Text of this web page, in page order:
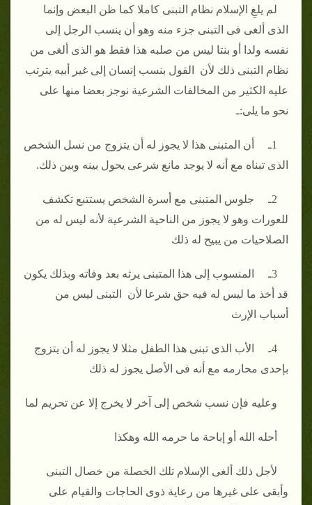
لم يلغِ الإسلام نظام التبنى كاملا كما ظن البعض وإنما
الذى ألغى فى التبنى جزء منه وهو أن ينسب الرجل إلى
نفسه ولدا أو بنتا ليس من صلبه هذا فقط هو الذى ألغى من
نظام التبنى ذلك لأن القول بنسب إنسان إلى غير أبيه يترتب
عليه الكثير من المخالفات الشرعية نوجز بعضا منها على
نحو ما يلى:ـ
1ـ أن المتبنى هذا لا يجوز له أن يتزوج من نسل الشخص
الذى تبناه مع أنه لا يوجد مانع شرعى يحول بينه وبين ذلك.
2ـ جلوس المتبنى مع أسرة الشخص يستتبع تكشف
للعورات وهو لا يجوز من الناحية الشرعية لأنه ليس له من
الصلاحيات من يبيح له ذلك
3ـ المنسوب إلى هذا المتبنى يرثه بعد وفاته وبذلك يكون
قد أخذ ما ليس له فيه حق شرعا لأن التبنى ليس من
أسباب الإرث
4ـ الأب الذى تبنى هذا الطفل مثلا لا يجوز له أن يتزوج
بإحدى محارمه مع أنه فى الأصل يجوز له ذلك
وعليه فإن نسب شخص إلى آخر لا يخرج إلا عن تحريم لما
أحله الله أو إباحة ما حرمه الله وهكذا
لأجل ذلك ألغى الإسلام تلك الخصلة من خصال التبنى
وأبقى على غيرها من رعاية ذوى الحاجات والقيام على